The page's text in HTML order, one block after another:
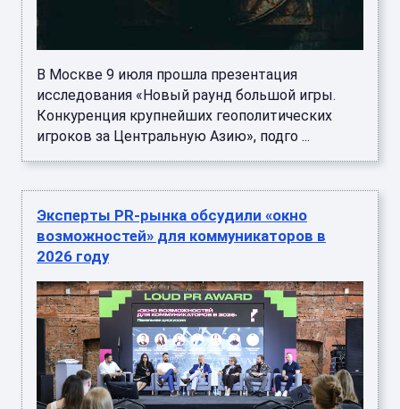
В Москве 9 июля прошла презентация
исследования «Новый раунд большой игры.
Конкуренция крупнейших геополитических
игроков за Центральную Азию», подго ...
Эксперты PR-рынка обсудили «окно
возможностей» для коммуникаторов в
2026 году